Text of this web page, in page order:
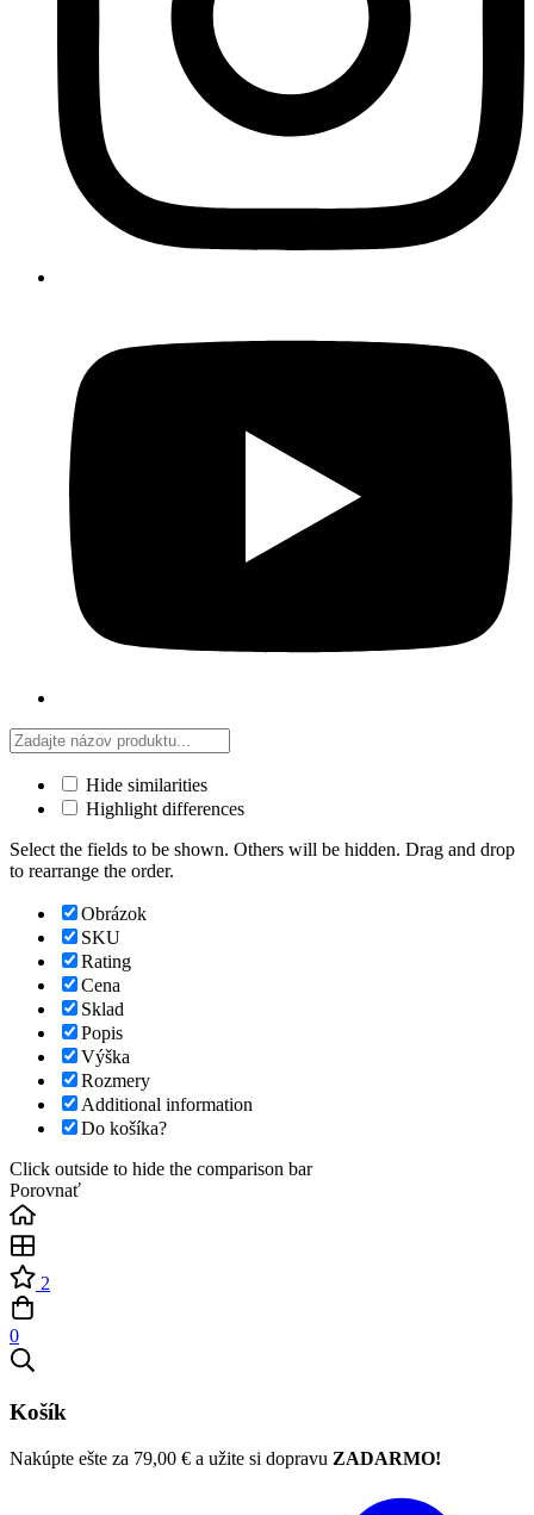
Hide similarities
Highlight differences
Select the fields to be shown. Others will be hidden. Drag and drop
to rearrange the order.
Obrázok
SKU
Rating
Cena
Sklad
Popis
Výška
Rozmery
Additional information
Do košíka?
Click outside to hide the comparison bar
Porovnať
2
0
Košík
Nakúpte ešte za 79,00 € a užite si dopravu ZADARMO!